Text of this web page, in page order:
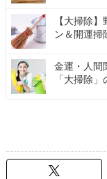
【大掃除
ン＆開運掃
金運・人間
「大掃除